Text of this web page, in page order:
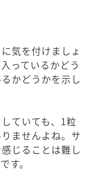
気を付けましょ
っているかどう
かどうかを示し
ていても、1粒
ませんよね。サ
じることは難し
す。